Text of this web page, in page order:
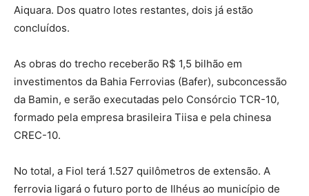
Aiquara. Dos quatro lotes restantes, dois já estão
concluídos.
As obras do trecho receberão R$ 1,5 bilhão em
investimentos da Bahia Ferrovias (Bafer), subconcessão
da Bamin, e serão executadas pelo Consórcio TCR-10,
formado pela empresa brasileira Tiisa e pela chinesa
CREC-10.
No total, a Fiol terá 1.527 quilômetros de extensão. A
ferrovia ligará o futuro porto de Ilhéus ao município de